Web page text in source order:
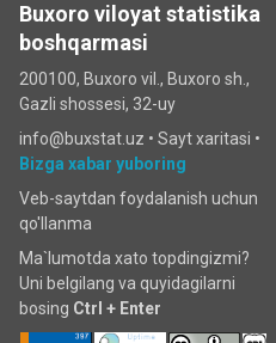
Buxoro viloyat statistika
boshqarmasi
200100, Buxoro vil., Buxoro sh.,
Gazli shossesi, 32-uy
info@buxstat.uz • Sayt xaritasi •
Bizga xabar yuboring
Veb-saytdan foydalanish uchun
qo'llanma
Ma`lumotda xato topdingizmi?
Uni belgilang va quyidagilarni
bosing Ctrl + Enter